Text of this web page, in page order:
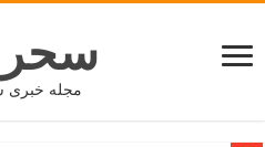
مجله خبری